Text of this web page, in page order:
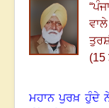
ਸੰਪਰਕ
We have 128
2803247
“
ਮਹਾਨ ਪੁਰਖ਼ ਹੁੰਦੇ